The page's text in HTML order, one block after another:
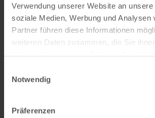
Verwendung unserer Website an
soziale Medien, Werbung und Analysen
Partner führen diese Informationen
weiteren Daten zusammen, die Sie
Notwendig
Präferenzen